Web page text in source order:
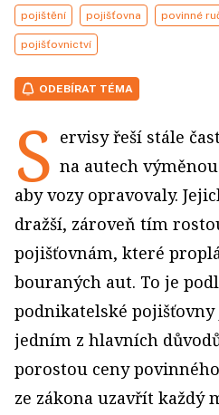
pojištění pojišťovna povinné
pojišťovnictví
ODEBÍRAT TÉMA
S ervisy řeší stále
na autech
aby vozy opravovaly.
dražší, zároveň tím
pojišťovnám, které
bouraných aut. To je
podnikatelské pojišťovny
jedním z hlavních
porostou ceny
ze zákona uzavřít každý